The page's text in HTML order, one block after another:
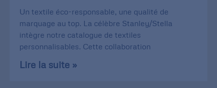
Un textile éco-responsable, une qualité de
marquage au top. La célèbre Stanley/Stella
intègre notre catalogue de textiles
personnalisables. Cette collaboration
Lire la suite »